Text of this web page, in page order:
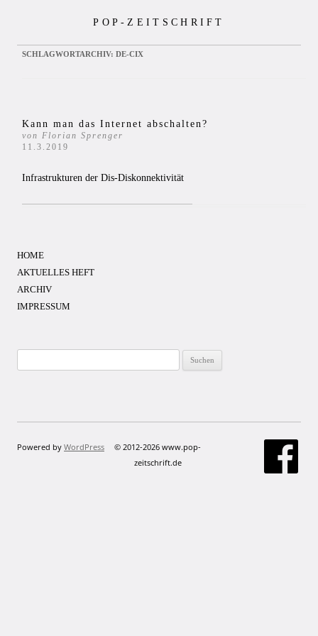
POP-ZEITSCHRIFT
SCHLAGWORTARCHIV: DE-CIX
Kann man das Internet abschalten?
von Florian Sprenger
11.3.2019
Infrastrukturen der Dis-Diskonnektivität
HOME
AKTUELLES HEFT
ARCHIV
IMPRESSUM
nach:
Powered by WordPress
© 2012-2026 www.pop-
zeitschrift.de